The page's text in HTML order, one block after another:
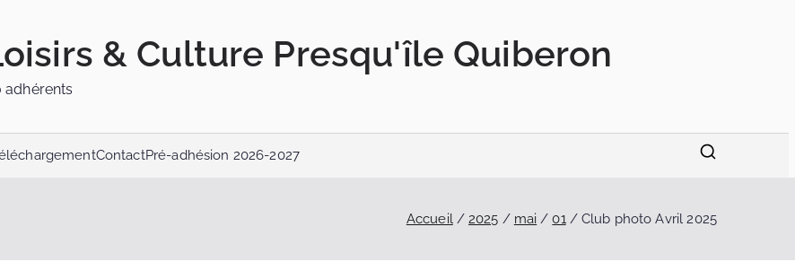
& Culture Presqu'île Quiberon
adhérents
ContactPré-adhésion 2026-2027
Accueil 2025 mai 01 Club photo Avril 2025